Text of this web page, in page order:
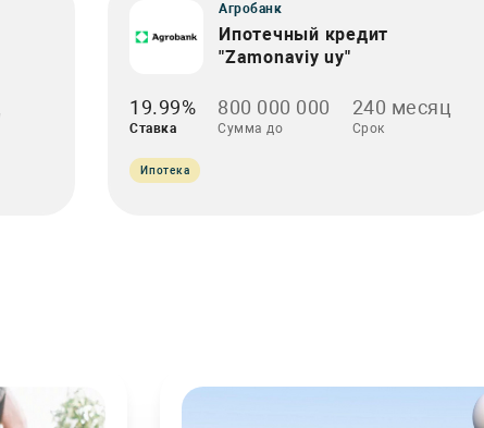
Агробанк
Ипотечный кредит
"Zamonaviy uy"
19.99%
Ставка
800 000 000
Сумма до
240 месяц
Срок
Ипотека